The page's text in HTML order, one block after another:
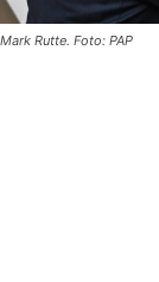
Mark Rutte. Foto: PAP